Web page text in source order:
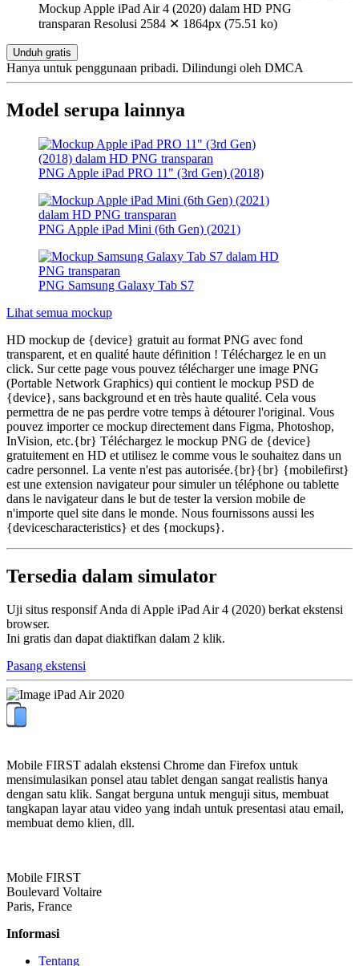
Mockup Apple iPad Air 4 (2020) dalam HD PNG
transparan Resolusi 2584 ✕ 1864px (75.51 ko)
Unduh gratis
Hanya untuk penggunaan pribadi. Dilindungi oleh DMCA
Model serupa lainnya
PNG Apple iPad PRO 11" (3rd Gen) (2018)
PNG Apple iPad Mini (6th Gen) (2021)
PNG Samsung Galaxy Tab S7
Lihat semua mockup
HD mockup de {device} gratuit au format PNG avec fond
transparent, et en qualité haute définition ! Téléchargez le en un
click. Sur cette page vous pouvez télécharger une image PNG
(Portable Network Graphics) qui contient le mockup PSD de
{device}, sans background et en très haute qualité. Cela vous
permettra de ne pas perdre votre temps à détourer l'original. Vous
pouvez importer ce mockup directement dans Figma, Photoshop,
InVision, etc.{br} Téléchargez le mockup PNG de {device}
gratuitement en HD et utilisez le comme vous le souhaitez dans un
cadre personnel. La vente n'est pas autorisée.{br}{br} {mobilefirst}
est une extension navigateur pour simuler un téléphone ou tablette
dans le navigateur dans le but de tester la version mobile de
n'importe quel site dans le monde. Nous fournissons aussi les
{devicescharacteristics} et des {mockups}.
Tersedia dalam simulator
Uji situs responsif Anda di Apple iPad Air 4 (2020) berkat ekstensi
browser.
Ini gratis dan dapat diaktifkan dalam 2 klik.
Pasang ekstensi
Mobile FIRST adalah ekstensi Chrome dan Firefox untuk
mensimulasikan ponsel atau tablet dengan sangat realistis hanya
dengan satu klik. Sangat berguna untuk menguji situs, membuat
tangkapan layar atau video yang indah untuk presentasi atau email,
membuat demo klien, dll.
Mobile FIRST
Boulevard Voltaire
Paris, France
Informasi
Tentang